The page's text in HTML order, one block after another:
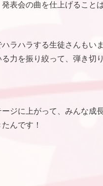
表会の曲を仕上げること
ラハラする生徒さんもいま
力を振り絞って、弾き切
ジに上がって、みんな成
んです！